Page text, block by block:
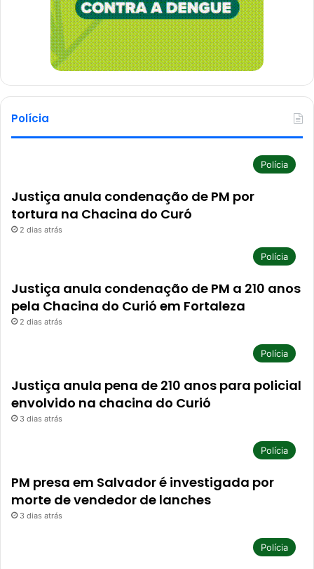
Polícia
Polícia
Justiça anula condenação de PM por
tortura na Chacina do Curó
2 dias atrás
Polícia
Justiça anula condenação de PM a 210 anos
pela Chacina do Curió em Fortaleza
2 dias atrás
Polícia
Justiça anula pena de 210 anos para policial
envolvido na chacina do Curió
3 dias atrás
Polícia
PM presa em Salvador é investigada por
morte de vendedor de lanches
3 dias atrás
Polícia